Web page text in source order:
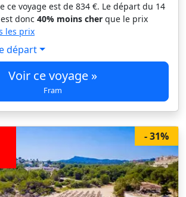
ce voyage est de 834 €. Le départ du 14
donc 40% moins cher que le prix
les prix
départ
Voir ce voyage »
Fram
- 31%